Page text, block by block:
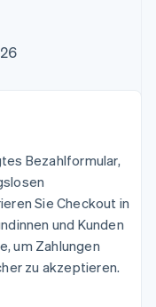
Bezahlformular,
Sie Checkout in
und Kunden
um Zahlungen
zu akzeptieren.